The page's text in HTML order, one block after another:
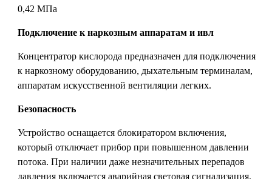
0,42 МПа
Подключение к наркозным аппаратам и ивл
Концентратор кислорода предназначен для подключения
к наркозному оборудованию, дыхательным терминалам,
аппаратам искусственной вентиляции легких.
Безопасность
Устройство оснащается блокиратором включения,
который отключает прибор при повышенном давлении
потока. При наличии даже незначительных перепадов
давления включается аварийная световая сигнализация.